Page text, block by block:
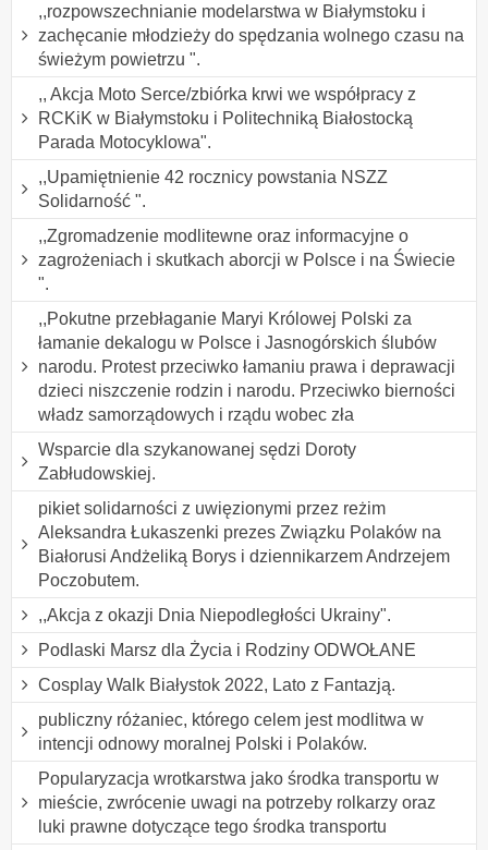
,,rozpowszechnianie modelarstwa w Białymstoku i
zachęcanie młodzieży do spędzania wolnego czasu na
świeżym powietrzu ".
,, Akcja Moto Serce/zbiórka krwi we współpracy z
RCKiK w Białymstoku i Politechniką Białostocką
Parada Motocyklowa".
,,Upamiętnienie 42 rocznicy powstania NSZZ
Solidarność ".
,,Zgromadzenie modlitewne oraz informacyjne o
zagrożeniach i skutkach aborcji w Polsce i na Świecie
".
,,Pokutne przebłaganie Maryi Królowej Polski za
łamanie dekalogu w Polsce i Jasnogórskich ślubów
narodu. Protest przeciwko łamaniu prawa i deprawacji
dzieci niszczenie rodzin i narodu. Przeciwko bierności
władz samorządowych i rządu wobec zła
Wsparcie dla szykanowanej sędzi Doroty
Zabłudowskiej.
pikiet solidarności z uwięzionymi przez reżim
Aleksandra Łukaszenki prezes Związku Polaków na
Białorusi Andżeliką Borys i dziennikarzem Andrzejem
Poczobutem.
,,Akcja z okazji Dnia Niepodległości Ukrainy".
Podlaski Marsz dla Życia i Rodziny ODWOŁANE
Cosplay Walk Białystok 2022, Lato z Fantazją.
publiczny różaniec, którego celem jest modlitwa w
intencji odnowy moralnej Polski i Polaków.
Popularyzacja wrotkarstwa jako środka transportu w
mieście, zwrócenie uwagi na potrzeby rolkarzy oraz
luki prawne dotyczące tego środka transportu